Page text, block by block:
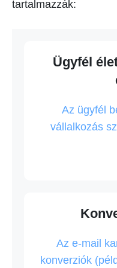
tartalmazzák:
Ügyfél
Az ügyfél
vállalkozás
Az e-mail
konverziók